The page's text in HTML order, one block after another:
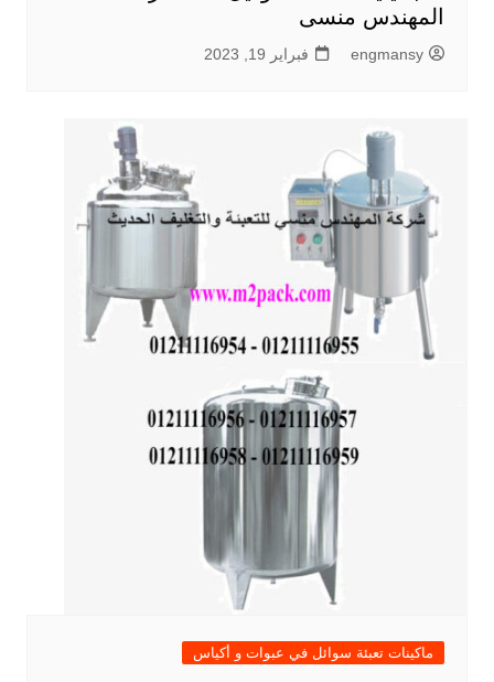
المهندس منسى
engmansy فبراير 19, 2023
ماكينات تعبئة سوائل في عبوات و أكياس